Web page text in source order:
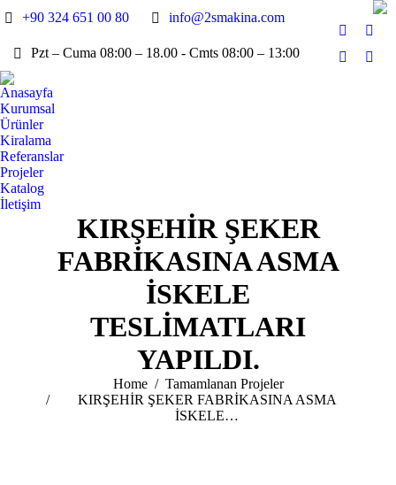
+90 324 651 00 80 info@2smakina.com
Pzt – Cuma 08:00 – 18.00 - Cmts 08:00 – 13:00
Facebook
page
X
page
Linkedin
Anasayfa
Kurumsal
Ürünler
Kiralama
Referanslar
Projeler
Katalog
İletişim
KIRŞEHİR ŞEKER
FABRİKASINA ASMA
İSKELE
TESLİMATLARI
YAPILDI.
Home
Tamamlanan Projeler
KIRŞEHİR ŞEKER FABRİKASINA ASMA
İSKELE…